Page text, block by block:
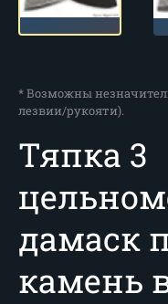
* Возможны
лезвии/рукояти).
Тяпка 3
дамаск
камень